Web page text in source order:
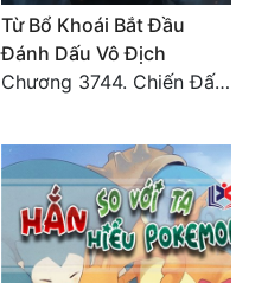
Từ Bổ Khoái Bắt Đầu
Đánh Dấu Vô Địch
Chương 3744. Chiến Đấu nghiền ép, Cực Thiên Chỉ Chủ (Đại Kết Cục)